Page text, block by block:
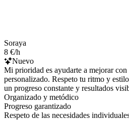
Soraya
8 €/h
Nuevo
Mi prioridad es ayudarte a mejorar
personalizado. Respeto tu ritmo y
un progreso constante y resultados
Organizado y metódico
Progreso garantizado
Respeto de las necesidades